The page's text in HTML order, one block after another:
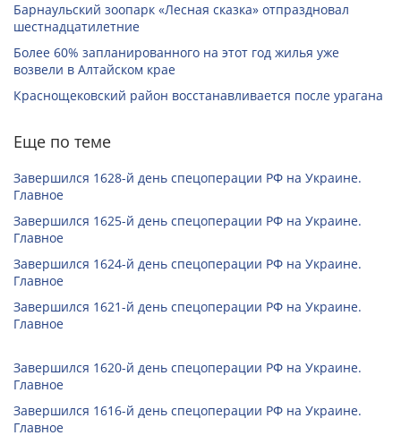
Барнаульский зоопарк «Лесная сказка» отпраздновал
шестнадцатилетние
Более 60% запланированного на этот год жилья уже
возвели в Алтайском крае
Краснощековский район восстанавливается после урагана
Еще по теме
Завершился 1628-й день спецоперации РФ на Украине.
Главное
Завершился 1625-й день спецоперации РФ на Украине.
Главное
Завершился 1624-й день спецоперации РФ на Украине.
Главное
Завершился 1621-й день спецоперации РФ на Украине.
Главное
Завершился 1620-й день спецоперации РФ на Украине.
Главное
Завершился 1616-й день спецоперации РФ на Украине.
Главное